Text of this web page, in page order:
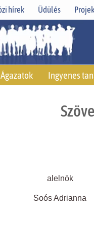
hírek Üdülés
Ágazatok Ingyenes
alelnök
Soós Adrianna